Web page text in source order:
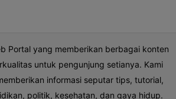
Portal yang memberikan berbagai konten
untuk pengunjung setianya. Kami
informasi seputar tips, tutorial,
politik, kesehatan, dan gaya hidup.